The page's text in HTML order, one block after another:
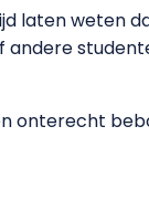
laten weten
onterecht